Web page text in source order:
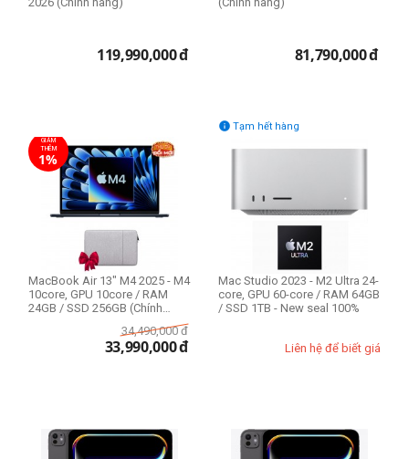
119,990,000đ 81,790,000đ
GIẢM
THÊM
1%
MacBook Air 13" M4 2025 - M4
10core, GPU 10core / RAM
24GB / SSD 256GB (Chính
34,490,000 đ
33,990,000đ
Tạm hết hàng

Mac Studio 2023 - M2 Ultra 24-
core, GPU 60-core / RAM 64GB
/ SSD 1TB - New seal 100%
Liên hệ để biết giá